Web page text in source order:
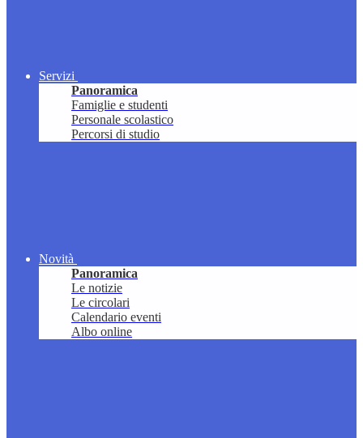
Servizi
Panoramica
Famiglie e studenti
Personale scolastico
Percorsi di studio
Novità
Panoramica
Le notizie
Le circolari
Calendario eventi
Albo online